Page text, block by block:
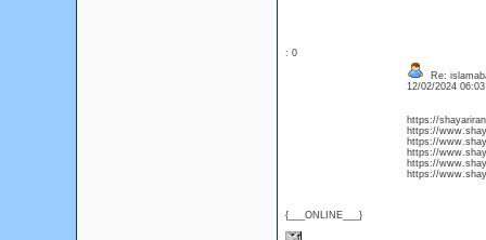
: 0
{___ONLINE___}
Re:
12/02/2024
https://
https://
https://
https://
https://
https://